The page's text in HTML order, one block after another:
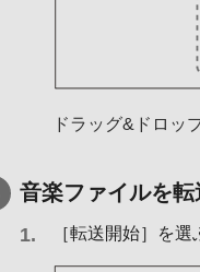
ドラッグ&ドロッ
音楽ファイルを転
［転送開始］を選